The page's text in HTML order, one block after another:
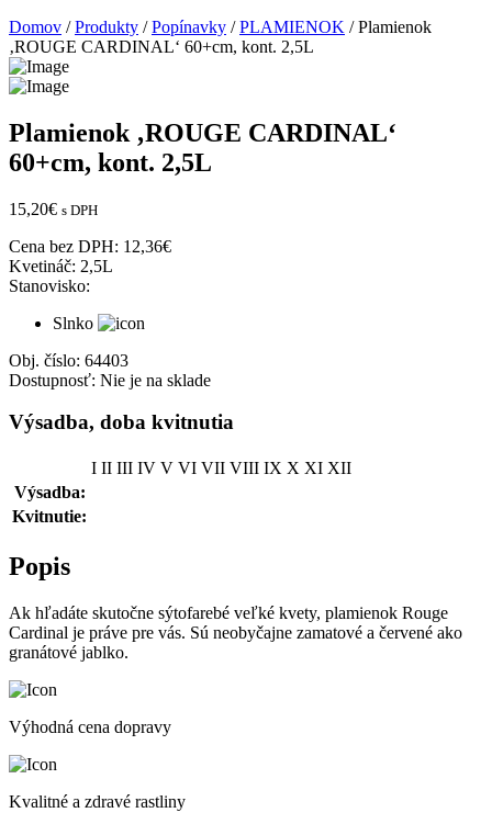
Domov /Produkty /Popínavky /PLAMIENOK / Plamienok
‚ROUGE CARDINAL‘ 60+cm, kont. 2,5L
Plamienok ‚ROUGE CARDINAL‘
60+cm, kont. 2,5L
15,20€ s DPH
Cena bez DPH: 12,36€
Kvetináč: 2,5L
Stanovisko:
Slnko
Obj. číslo: 64403
Dostupnosť: Nie je na sklade
Výsadba, doba kvitnutia
I II III IV V VI VII VIII IX X XI XII
Výsadba:
Kvitnutie:
Popis
Ak hľadáte skutočne sýtofarebé veľké kvety, plamienok Rouge
Cardinal je práve pre vás. Sú neobyčajne zamatové a červené ako
granátové jablko.
Výhodná cena dopravy
Kvalitné a zdravé rastliny